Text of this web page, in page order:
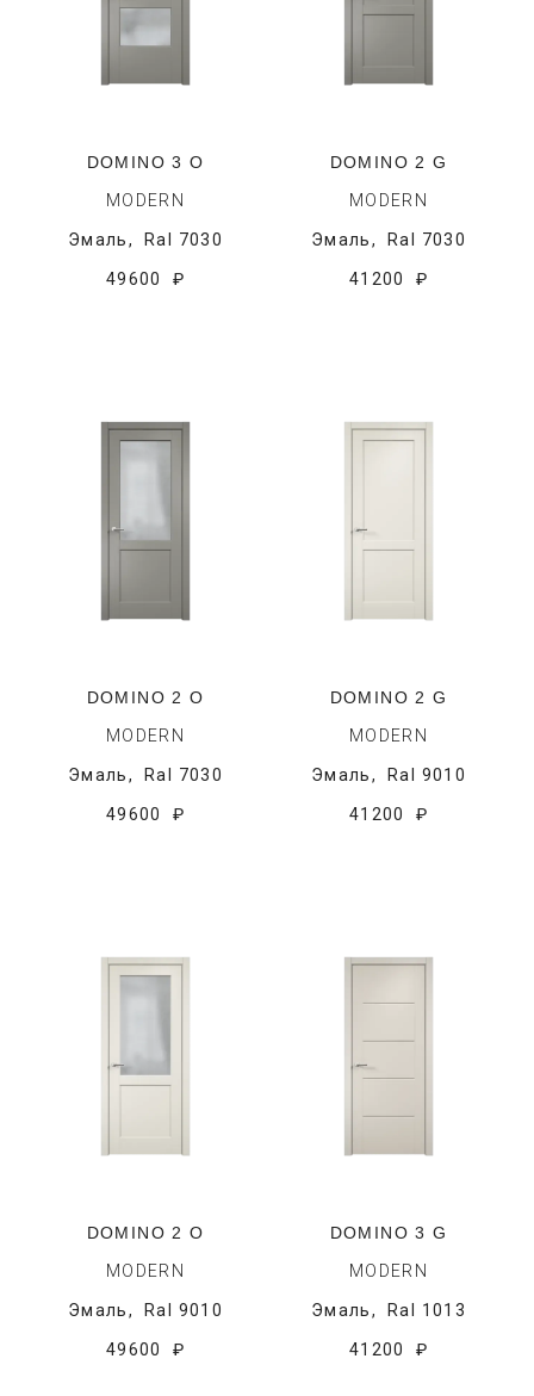
DOMINO 3 O
MODERN
Эмаль, Ral 7030
49600 ₽
DOMINO 2 G
MODERN
Эмаль, Ral 7030
41200 ₽
DOMINO 2 O
MODERN
Эмаль, Ral 7030
49600 ₽
DOMINO 2 G
MODERN
Эмаль, Ral 9010
41200 ₽
DOMINO 2 O
MODERN
Эмаль, Ral 9010
49600 ₽
DOMINO 3 G
MODERN
Эмаль, Ral 1013
41200 ₽